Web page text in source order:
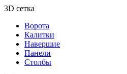
3D сетка
Ворота
Калитки
Навершие
Панели
Столбы